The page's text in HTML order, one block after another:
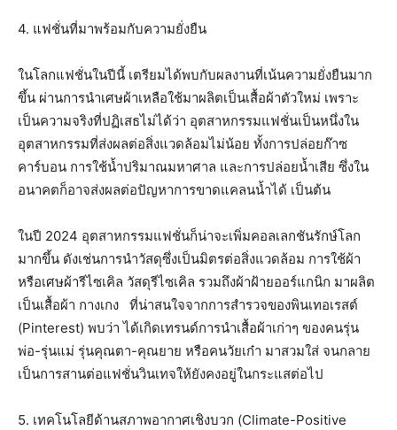
4. แฟชั่นที่มาพร้อมกับความยั่งยืน
ในโลกแฟชั่นในปีนี้ เตรียมได้พบกับผลงานที่เน้นความยั่งยืนมาก
ขึ้น ผ่านการนำเศษผ้าเหลือใช้มาผลิตเป็นเสื้อผ้าตัวใหม่ เพราะ
เป็นความจริงที่ปฏิเสธไม่ได้ว่า อุตสาหกรรมแฟชั่นเป็นหนึ่งใน
อุตสาหกรรมที่ส่งผลต่อสิ่งแวดล้อมไม่น้อย ทั้งการปล่อยก๊าซ
คาร์บอน การใช้น้ำปริมาณมหาศาล และการปล่อยน้ำเสีย ซึ่งใน
อนาคตก็อาจส่งผลต่อปัญหาการขาดแคลนน้ำได้ เป็นต้น
ในปี 2024 อุตสาหกรรมแฟชั่นก็น่าจะเพิ่มคอลเลกชันรักษ์โลก
มากขึ้น ดังเช่นการนำวัสดุซึ่งเป็นมิตรต่อสิ่งแวดล้อม การใช้ผ้า
หรือเศษผ้ารีไซเคิล วัสดุรีไซเคิล รวมถึงผ้าฝ้ายออร์แกนิก มาผลิต
เป็นเสื้อผ้า กางเกง ที่น่าสนใจจากการสำรวจของพินเทอเรสต์
(Pinterest) พบว่า ได้เกิดเทรนด์การนำเสื้อผ้าเก่าๆ ของคนรุ่น
พ่อ-รุ่นแม่ รุ่นคุณตา-คุณยาย หรือคนวัยเก๋า มาสวมใส่ จนกลาย
เป็นการสานต่อแฟชั่นวินเทจให้ยังคงอยู่ในกระแสต่อไป
5. เทคโนโลยีด้านสภาพอากาศเชิงบวก (Climate-Positive